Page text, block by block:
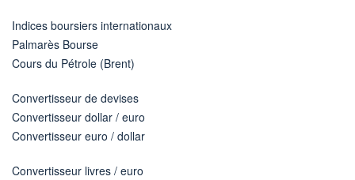
Indices boursiers internationaux
Palmarès Bourse
Cours du Pétrole (Brent)
Convertisseur de devises
Convertisseur dollar / euro
Convertisseur euro / dollar
Convertisseur livres / euro